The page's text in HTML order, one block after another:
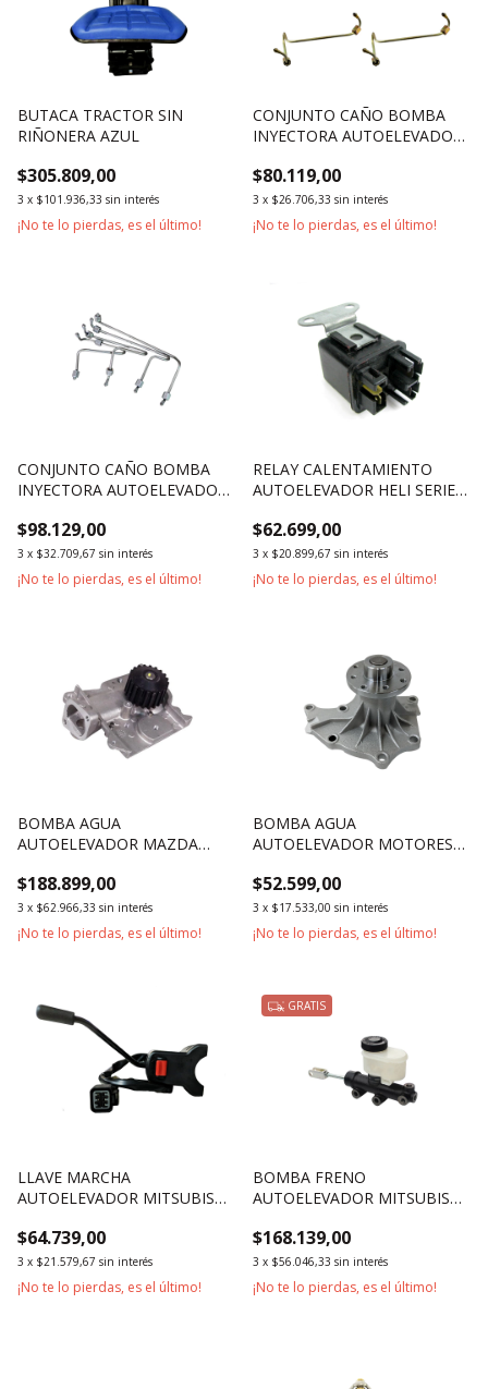
BUTACA TRACTOR SIN
RIÑONERA AZUL
$305.809,00
3 x $101.936,33 sin interés
¡No te lo pierdas, es el último!
CONJUNTO CAÑO BOMBA
INYECTORA AUTOELEVADOR
$80.119,00
3 x $26.706,33 sin interés
¡No te lo pierdas, es el último!
CONJUNTO CAÑO BOMBA
INYECTORA AUTOELEVADOR
495BPG 498BPG
$98.129,00
3 x $32.709,67 sin interés
¡No te lo pierdas, es el último!
RELAY CALENTAMIENTO
AUTOELEVADOR HELI SERIE
1800KG
$62.699,00
3 x $20.899,67 sin interés
¡No te lo pierdas, es el último!
BOMBA AGUA
AUTOELEVADOR MAZDA
$188.899,00
3 x $62.966,33 sin interés
¡No te lo pierdas, es el último!
BOMBA AGUA
AUTOELEVADOR MOTORES
4JB1
$52.599,00
3 x $17.533,00 sin interés
¡No te lo pierdas, es el último!
LLAVE MARCHA
AUTOELEVADOR MITSUBISHI
$64.739,00
3 x $21.579,67 sin interés
¡No te lo pierdas, es el último!
GRATIS
BOMBA FRENO
AUTOELEVADOR MITSUBISHI
$168.139,00
3 x $56.046,33 sin interés
¡No te lo pierdas, es el último!